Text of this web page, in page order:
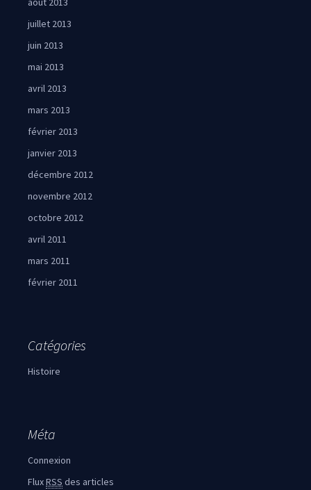
juillet 2013
juin 2013
mai 2013
avril 2013
mars 2013
février 2013
janvier 2013
décembre 2012
novembre 2012
octobre 2012
avril 2011
mars 2011
février 2011
Catégories
Histoire
Méta
Connexion
FluxRSS des articles